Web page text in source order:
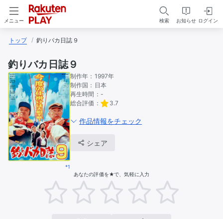
メニュー 検索 お知らせ ログイン
トップ 釣りバカ日誌９
釣りバカ日誌９
*1
制作年： 1997年
制作国： 日本
再生時間： -
総合評価：
3.7
作品情報をチェック
シェア
あなたの評価を★で、気軽に入力